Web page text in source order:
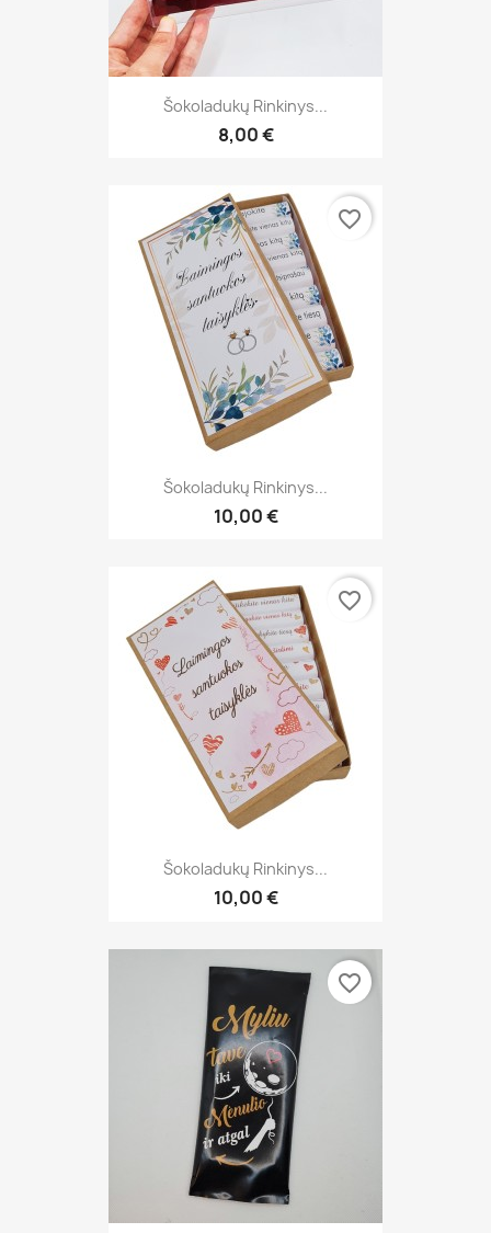
Šokoladukų Rinkinys...
8,00 €
Šokoladukų Rinkinys...
10,00 €
favorite_border
Šokoladukų Rinkinys...
10,00 €
favorite_border
favorite_border